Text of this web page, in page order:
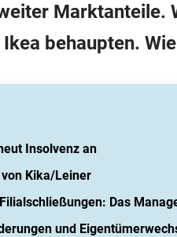
Marktanteile.
behaupten.
Insolvenz an
Kika/Leiner
Das
und